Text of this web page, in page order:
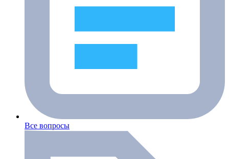
Все вопросы